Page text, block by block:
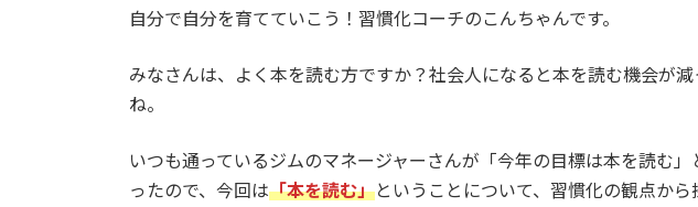
自分で自分を育てていこう！習慣化コーチのこんちゃんです。
みなさんは、よく本を読む方ですか？社会人になると本を読む機会が
ね。
いつも通っているジムのマネージャーさんが「今年の目標は本を読む
ったので、今回は「本を読む」ということについて、習慣化の観点か